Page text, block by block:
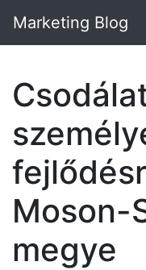
Marketing Blog
Moson-
megye